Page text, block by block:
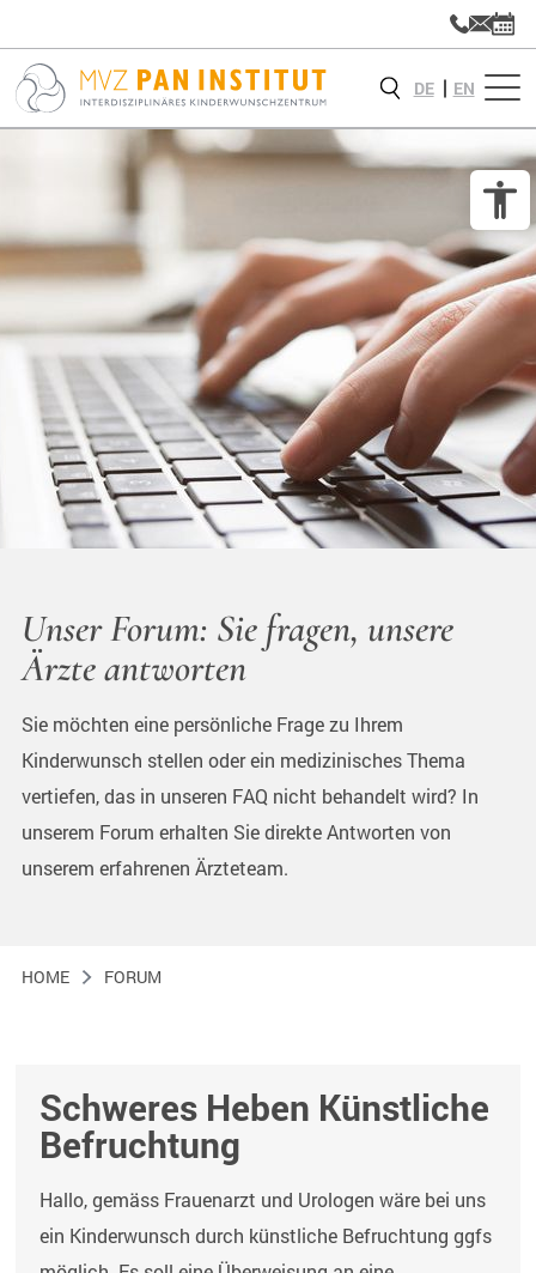
DE EN
Unser Forum: Sie fragen, unsere
Ärzte antworten
Sie möchten eine persönliche Frage zu Ihrem
Kinderwunsch stellen oder ein medizinisches Thema
vertiefen, das in unseren FAQ nicht behandelt wird? In
unserem Forum erhalten Sie direkte Antworten von
unserem erfahrenen Ärzteteam.
HOME FORUM
Schweres Heben Künstliche
Befruchtung
Hallo, gemäss Frauenarzt und Urologen wäre bei uns
ein Kinderwunsch durch künstliche Befruchtung ggfs